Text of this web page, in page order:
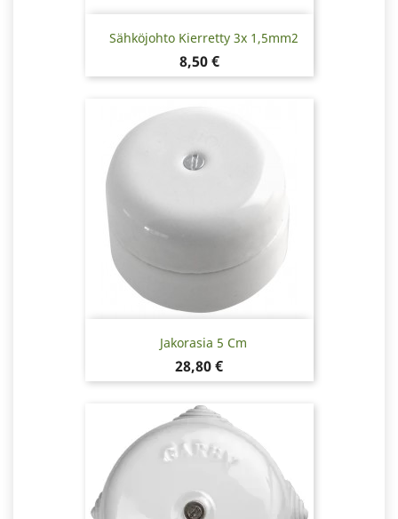
Sähköjohto Kierretty 3x 1,5mm2
Hinta
8,50 €
Jakorasia 5 Cm
Hinta
28,80 €